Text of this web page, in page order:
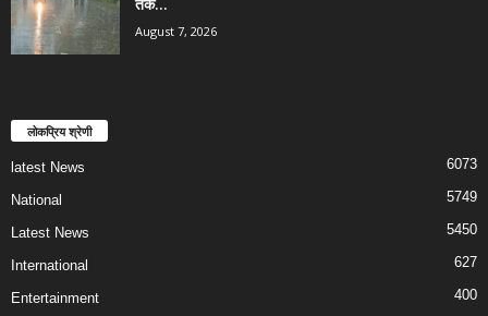
August 7, 2026
लोकप्रिय श्रेणी
latest News 6073
National 5749
Latest News 5450
International 627
Entertainment 400